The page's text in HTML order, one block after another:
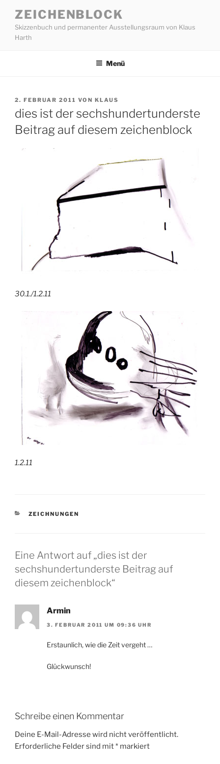
Inhalt
springen
ZEICHENBLOCK
Skizzenbuch und permanenter Ausstellungsraum von Klaus
Harth
Menü
VERÖFFENTLICHT
AM
2. FEBRUAR 2011 VON KLAUS
dies ist der sechshundertunderste
Beitrag auf diesem zeichenblock
30.1./1.2.11
1.2.11
KATEGORIEN
ZEICHNUNGEN
Eine Antwort auf „dies ist der
sechshundertunderste Beitrag auf
diesem zeichenblock“
Armin
3. FEBRUAR 2011 UM 09:36 UHR
Erstaunlich, wie die Zeit vergeht …
Glückwunsch!
Schreibe einen Kommentar
Deine E-Mail-Adresse wird nicht veröffentlicht.
Erforderliche Felder sind mit* markiert